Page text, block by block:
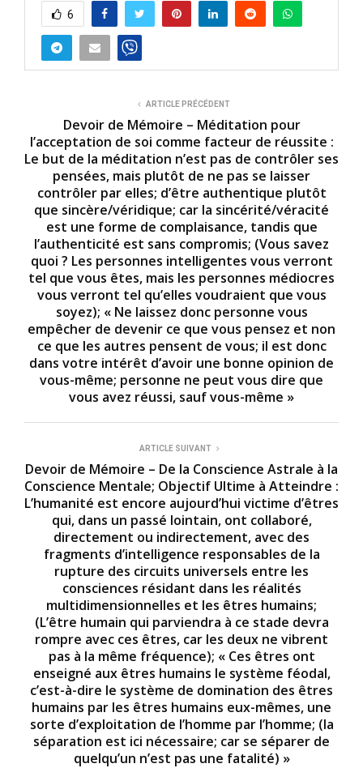
6
ARTICLE PRÉCÉDENT
Devoir de Mémoire – Méditation pour
l’acceptation de soi comme facteur de réussite :
Le but de la méditation n’est pas de contrôler ses
pensées, mais plutôt de ne pas se laisser
contrôler par elles; d’être authentique plutôt
que sincère/véridique; car la sincérité/véracité
est une forme de complaisance, tandis que
l’authenticité est sans compromis; (Vous savez
quoi ? Les personnes intelligentes vous verront
tel que vous êtes, mais les personnes médiocres
vous verront tel qu’elles voudraient que vous
soyez); « Ne laissez donc personne vous
empêcher de devenir ce que vous pensez et non
ce que les autres pensent de vous; il est donc
dans votre intérêt d’avoir une bonne opinion de
vous-même; personne ne peut vous dire que
vous avez réussi, sauf vous-même »
ARTICLE SUIVANT
Devoir de Mémoire – De la Conscience Astrale à la
Conscience Mentale; Objectif Ultime à Atteindre :
L’humanité est encore aujourd’hui victime d’êtres
qui, dans un passé lointain, ont collaboré,
directement ou indirectement, avec des
fragments d’intelligence responsables de la
rupture des circuits universels entre les
consciences résidant dans les réalités
multidimensionnelles et les êtres humains;
(L’être humain qui parviendra à ce stade devra
rompre avec ces êtres, car les deux ne vibrent
pas à la même fréquence); « Ces êtres ont
enseigné aux êtres humains le système féodal,
c’est-à-dire le système de domination des êtres
humains par les êtres humains eux-mêmes, une
sorte d’exploitation de l’homme par l’homme; (la
séparation est ici nécessaire; car se séparer de
quelqu’un n’est pas une fatalité) »